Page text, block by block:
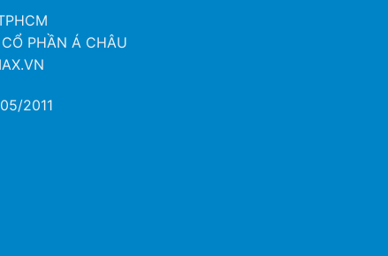
PHẦN Á CHÂU
2011